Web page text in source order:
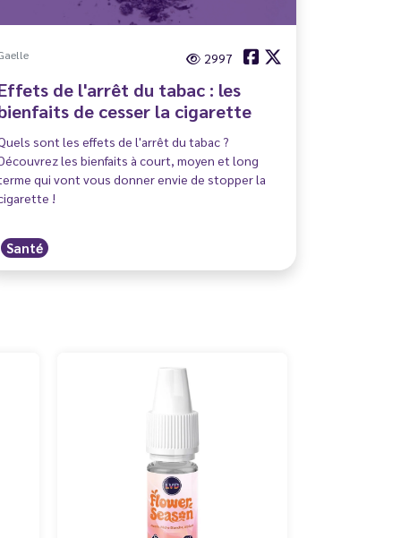
2997
de l'arrêt du tabac : les
de cesser la cigarette
sont les effets de l'arrêt du tabac ?
les bienfaits à court, moyen et long
qui vont vous donner envie de stopper la
!
Santé